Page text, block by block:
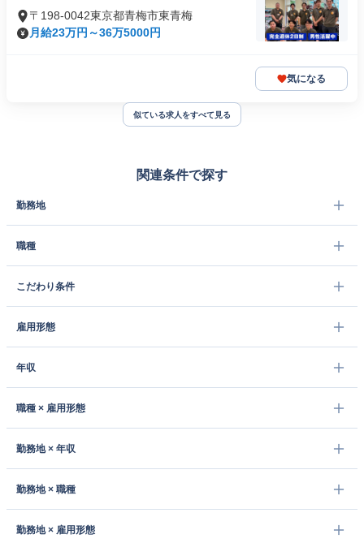
〒198-0042東京都青梅市東青梅
月給23万円～36万5000円
気になる
似ている求人をすべて見る
関連条件で探す
勤務地
職種
こだわり条件
雇用形態
年収
職種 × 雇用形態
勤務地 × 年収
勤務地 × 職種
勤務地 × 雇用形態